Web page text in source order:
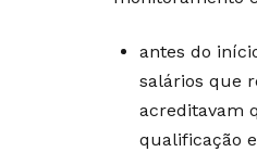
antes do
salários que
acreditavam
qualificação